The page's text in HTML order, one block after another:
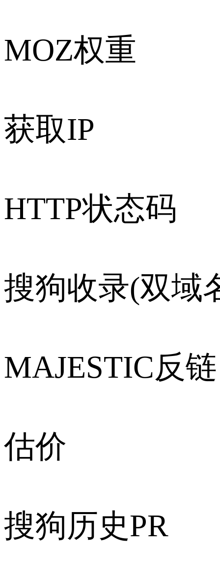
MOZ权重
获取IP
HTTP状态码
搜狗收录(双域
MAJESTIC反链
估价
搜狗历史PR